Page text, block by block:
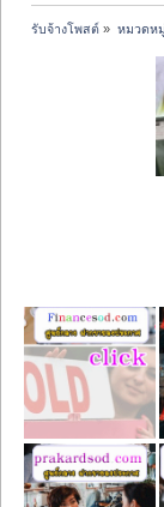
รับจ้างโพสต์ » หมวดห